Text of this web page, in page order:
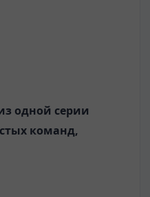
одной серии
команд,